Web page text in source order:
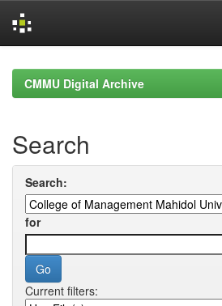
navigationCMMU Digital Archive
Search
Search:
for
Current filters: